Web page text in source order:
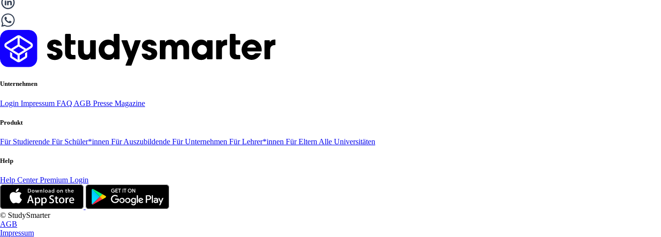
Unternehmen
Login Impressum FAQ AGB Presse Magazine
Produkt
Für Studierende Für Schüler*innen Für Auszubildende Für Unternehmen Für Lehrer*innen Für Eltern Alle Universitäten
Help
Help CenterPremium Login
© StudySmarter
AGB
Impressum